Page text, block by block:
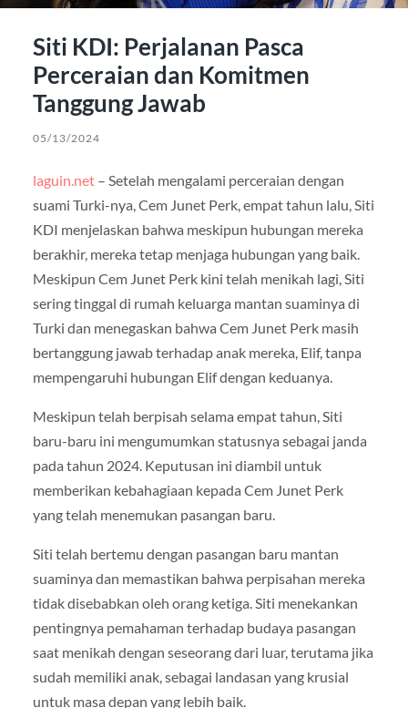
Siti KDI: Perjalanan Pasca
Perceraian dan Komitmen
Tanggung Jawab
05/13/2024
laguin.net– Setelah mengalami perceraian dengan
suami Turki-nya, Cem Junet Perk, empat tahun lalu, Siti
KDI menjelaskan bahwa meskipun hubungan mereka
berakhir, mereka tetap menjaga hubungan yang baik.
Meskipun Cem Junet Perk kini telah menikah lagi, Siti
sering tinggal di rumah keluarga mantan suaminya di
Turki dan menegaskan bahwa Cem Junet Perk masih
bertanggung jawab terhadap anak mereka, Elif, tanpa
mempengaruhi hubungan Elif dengan keduanya.
Meskipun telah berpisah selama empat tahun, Siti
baru-baru ini mengumumkan statusnya sebagai janda
pada tahun 2024. Keputusan ini diambil untuk
memberikan kebahagiaan kepada Cem Junet Perk
yang telah menemukan pasangan baru.
Siti telah bertemu dengan pasangan baru mantan
suaminya dan memastikan bahwa perpisahan mereka
tidak disebabkan oleh orang ketiga. Siti menekankan
pentingnya pemahaman terhadap budaya pasangan
saat menikah dengan seseorang dari luar, terutama jika
sudah memiliki anak, sebagai landasan yang krusial
untuk masa depan yang lebih baik.